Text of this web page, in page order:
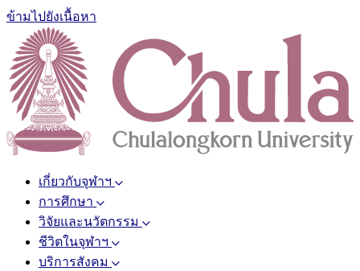
ข้ามไปยังเนื้อหา
เกี่ยวกับจุฬาฯ
การศึกษา
วิจัยและนวัตกรรม
ชีวิตในจุฬาฯ
บริการสังคม